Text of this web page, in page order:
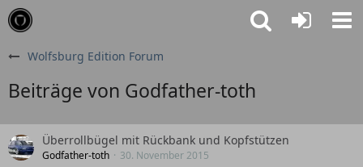
Wolfsburg Edition Forum
Beiträge von Godfather-toth
Überrollbügel mit Rückbank und Kopfstützen
Godfather-toth 30. November 2015